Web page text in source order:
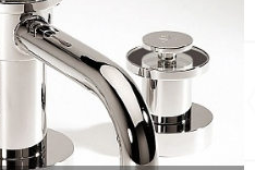
от энтузиаста, решившего
тогда его ждет
со звездным танцором
Последний просит
для него ванную
оборудованную
стиля 19 века.